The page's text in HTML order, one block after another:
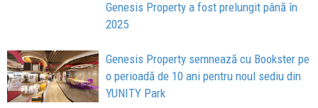
Genesis Property a fost prelungit până în
2025
Genesis Property semnează cu Bookster pe
o perioadă de 10 ani pentru noul sediu din
YUNITY Park